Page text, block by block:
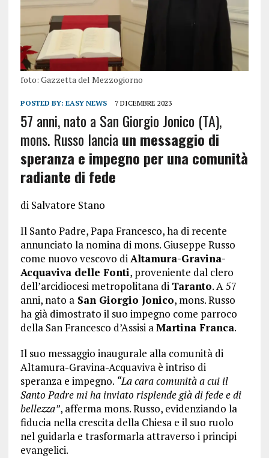
foto: Gazzetta del Mezzogiorno
POSTED BY: EASY NEWS 7 DICEMBRE 2023
57 anni, nato a San Giorgio Jonico (TA),
mons. Russo lancia un messaggio di
speranza e impegno per una comunità
radiante di fede
di Salvatore Stano
Il Santo Padre, Papa Francesco, ha di recente
annunciato la nomina di mons. Giuseppe Russo
come nuovo vescovo diAltamura-Gravina-
Acquaviva delle Fonti, proveniente dal clero
dell’arcidiocesi metropolitana di Taranto. A 57
anni, nato aSan Giorgio Jonico, mons. Russo
ha già dimostrato il suo impegno come parroco
della San Francesco d’Assisi aMartina Franca.
Il suo messaggio inaugurale alla comunità di
Altamura-Gravina-Acquaviva è intriso di
speranza e impegno. “La cara comunità a cui il
Santo Padre mi ha inviato risplende già di fede e di
bellezza”, afferma mons. Russo, evidenziando la
fiducia nella crescita della Chiesa e il suo ruolo
nel guidarla e trasformarla attraverso i principi
evangelici.